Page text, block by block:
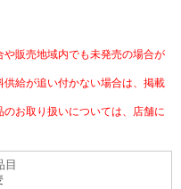
販売地域内でも未発売の場合が
給が追い付かない場合は、掲載
お取り扱いについては、店舗に
目